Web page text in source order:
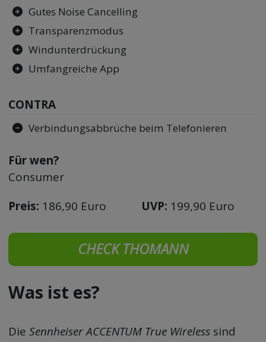
Gutes Noise Cancelling
Transparenzmodus
Windunterdrückung
Umfangreiche App
CONTRA
Verbindungsabbrüche beim Telefonieren
Für wen?
Consumer
Preis: 186,90 Euro UVP: 199,90 Euro
CHECK THOMANN
Was ist es?
DieSennheiser ACCENTUM True Wireless sind